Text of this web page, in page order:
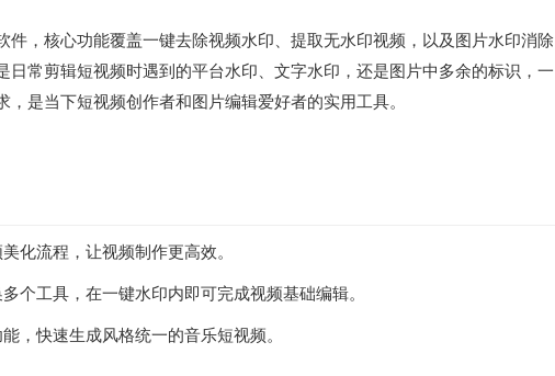
，核心功能覆盖一键去除视频水印、提取无水印视频，以及图片水印消除
常剪辑短视频时遇到的平台水印、文字水印，还是图片中多余的标识，一
是当下短视频创作者和图片编辑爱好者的实用工具。
化流程，让视频制作更高效。
个工具，在一键水印内即可完成视频基础编辑。
，快速生成风格统一的音乐短视频。